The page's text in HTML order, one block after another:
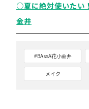
○夏に絶対使いたい
金井
#BAssA花小金井
メイク